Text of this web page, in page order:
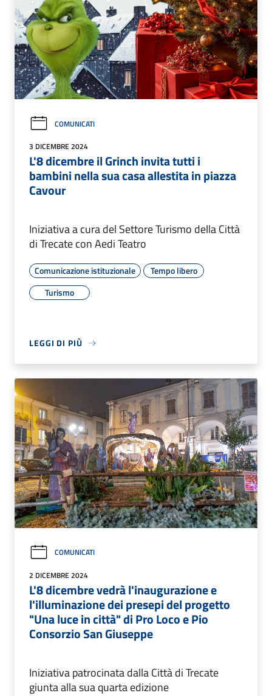
COMUNICATI
3 DICEMBRE 2024
L'8 dicembre il Grinch invita tutti i
bambini nella sua casa allestita in piazza
Cavour
Iniziativa a cura del Settore Turismo della Città
di Trecate con Aedi Teatro
Comunicazione istituzionale
Tempo libero
Turismo
LEGGI DI PIÙ
COMUNICATI
2 DICEMBRE 2024
L'8 dicembre vedrà l'inaugurazione e
l'illuminazione dei presepi del progetto
"Una luce in città" di Pro Loco e Pio
Consorzio San Giuseppe
Iniziativa patrocinata dalla Città di Trecate
giunta alla sua quarta edizione